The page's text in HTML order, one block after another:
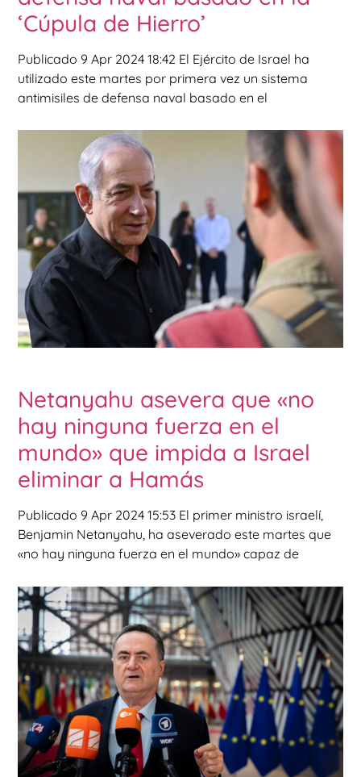
‘Cúpula de Hierro’
Publicado 9 Apr 2024 18:42 El Ejército de Israel ha
utilizado este martes por primera vez un sistema
antimisiles de defensa naval basado en el
Netanyahu asevera que «no
hay ninguna fuerza en el
mundo» que impida a Israel
eliminar a Hamás
Publicado 9 Apr 2024 15:53 El primer ministro israelí,
Benjamin Netanyahu, ha aseverado este martes que
«no hay ninguna fuerza en el mundo» capaz de